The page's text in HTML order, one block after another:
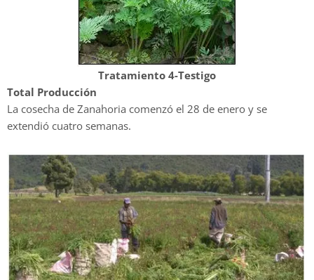
Tratamiento 4-Testigo
Total Producción
La cosecha de Zanahoria comenzó el 28 de enero y se
extendió cuatro semanas.